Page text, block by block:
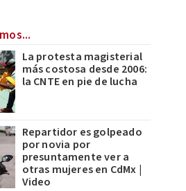
La protesta magisterial
más costosa desde 2006:
la CNTE en pie de lucha
Repartidor es golpeado
por novia por
presuntamente ver a
otras mujeres en CdMx |
Video